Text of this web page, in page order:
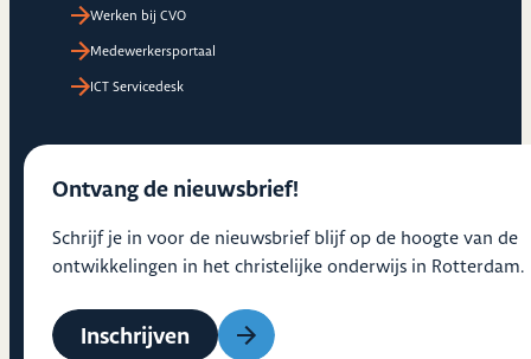
Werken bij CVO
Medewerkersportaal
ICT Servicedesk
Ontvang de nieuwsbrief!
Schrijf je in voor de nieuwsbrief blijf op de hoogte van de
ontwikkelingen in het christelijke onderwijs in Rotterdam.
Inschrijven